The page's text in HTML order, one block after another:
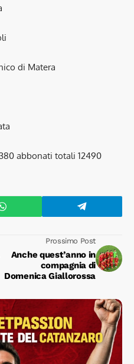
di Matera
abbonati totali 12490
Prossimo Post
Anche quest’anno in
compagnia di
Domenica Giallorossa